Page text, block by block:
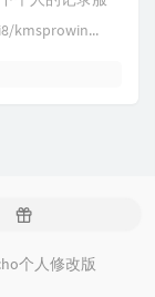
kmsprowin...
随
文
章
个人修改版